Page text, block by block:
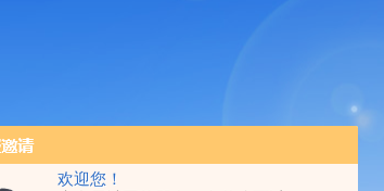
欢迎您！